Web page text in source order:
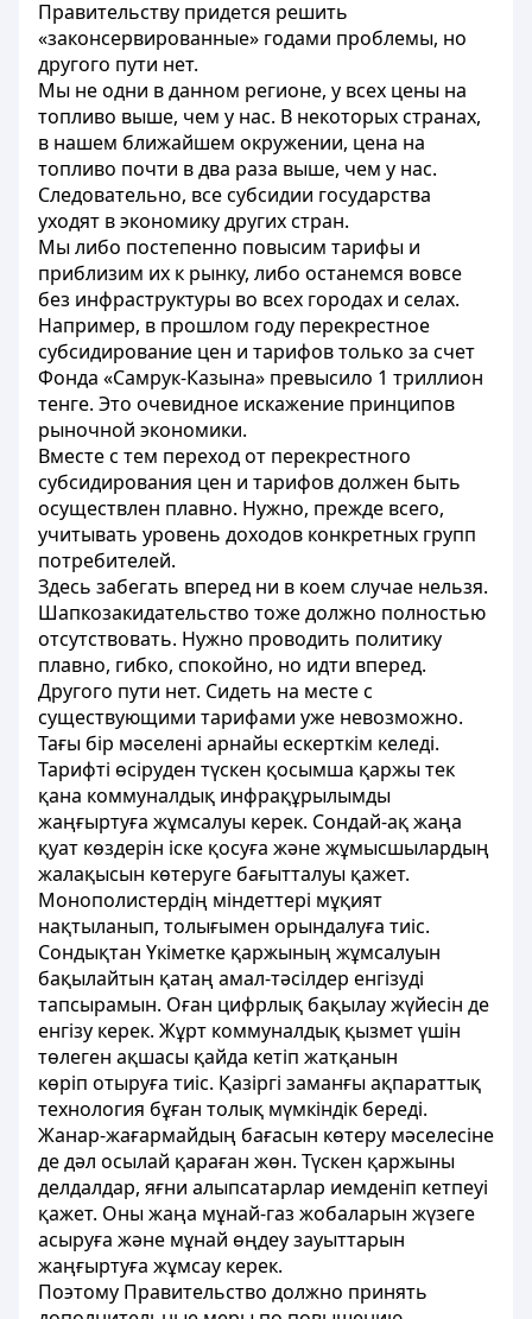
Правительству придется решить
«законсервированные» годами проблемы, но
другого пути нет.
Мы не одни в данном регионе, у всех цены на
топливо выше, чем у нас. В некоторых странах,
в нашем ближайшем окружении, цена на
топливо почти в два раза выше, чем у нас.
Следовательно, все субсидии государства
уходят в экономику других стран.
Мы либо постепенно повысим тарифы и
приблизим их к рынку, либо останемся вовсе
без инфраструктуры во всех городах и селах.
Например, в прошлом году перекрестное
субсидирование цен и тарифов только за счет
Фонда «Самрук-Казына» превысило 1 триллион
тенге. Это очевидное искажение принципов
рыночной экономики.
Вместе с тем переход от перекрестного
субсидирования цен и тарифов должен быть
осуществлен плавно. Нужно, прежде всего,
учитывать уровень доходов конкретных групп
потребителей.
Здесь забегать вперед ни в коем случае нельзя.
Шапкозакидательство тоже должно полностью
отсутствовать. Нужно проводить политику
плавно, гибко, спокойно, но идти вперед.
Другого пути нет. Сидеть на месте с
существующими тарифами уже невозможно.
Тағы бір мәселені арнайы ескерткім келеді.
Тарифті өсіруден түскен қосымша қаржы тек
қана коммуналдық инфрақұрылымды
жаңғыртуға жұмсалуы керек. Сондай-ақ жаңа
қуат көздерін іске қосуға және жұмысшылардың
жалақысын көтеруге бағытталуы қажет.
Монополистердің міндеттері мұқият
нақтыланып, толығымен орындалуға тиіс.
Сондықтан Үкіметке қаржының жұмсалуын
бақылайтын қатаң амал-тәсілдер енгізуді
тапсырамын. Оған цифрлық бақылау жүйесін де
енгізу керек. Жұрт коммуналдық қызмет үшін
төлеген ақшасы қайда кетіп жатқанын
көріп отыруға тиіс. Қазіргі заманғы ақпараттық
технология бұған толық мүмкіндік береді.
Жанар-жағармайдың бағасын көтеру мәселесіне
де дәл осылай қараған жөн. Түскен қаржыны
делдалдар, яғни алыпсатарлар иемденіп кетпеуі
қажет. Оны жаңа мұнай-газ жобаларын жүзеге
асыруға және мұнай өңдеу зауыттарын
жаңғыртуға жұмсау керек.
Поэтому Правительство должно принять